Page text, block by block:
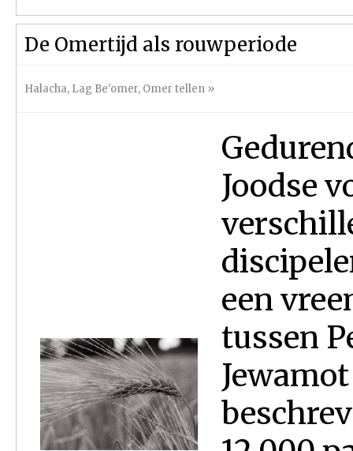
De Omertijd als rouwperiode
Halacha, Lag Be'omer, Omer tellen »
Joodse
een
tussen